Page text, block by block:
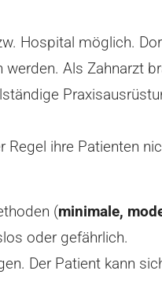
Hospital möglich.
Als Zahnarzt
ihre Patienten
(minimale,
oder gefährlich.
Der Patient kann